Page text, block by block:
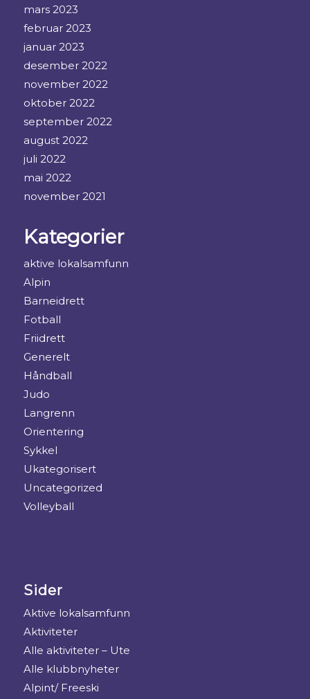
mars 2023
februar 2023
januar 2023
desember 2022
november 2022
oktober 2022
september 2022
august 2022
juli 2022
mai 2022
november 2021
Kategorier
aktive lokalsamfunn
Alpin
Barneidrett
Fotball
Friidrett
Generelt
Håndball
Judo
Langrenn
Orientering
Sykkel
Ukategorisert
Uncategorized
Volleyball
Sider
Aktive lokalsamfunn
Aktiviteter
Alle aktiviteter – Ute
Alle klubbnyheter
Alpint/ Freeski